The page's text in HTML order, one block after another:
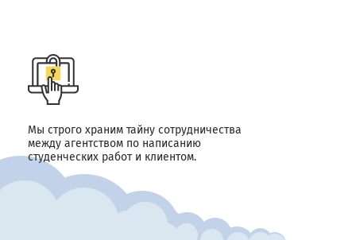
Мы строго храним тайну сотрудничества
между агентством по написанию
студенческих работ и клиентом.